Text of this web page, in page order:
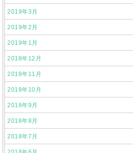
2019年3月
2019年2月
2019年1月
2018年12月
2018年11月
2018年10月
2018年9月
2018年8月
2018年7月